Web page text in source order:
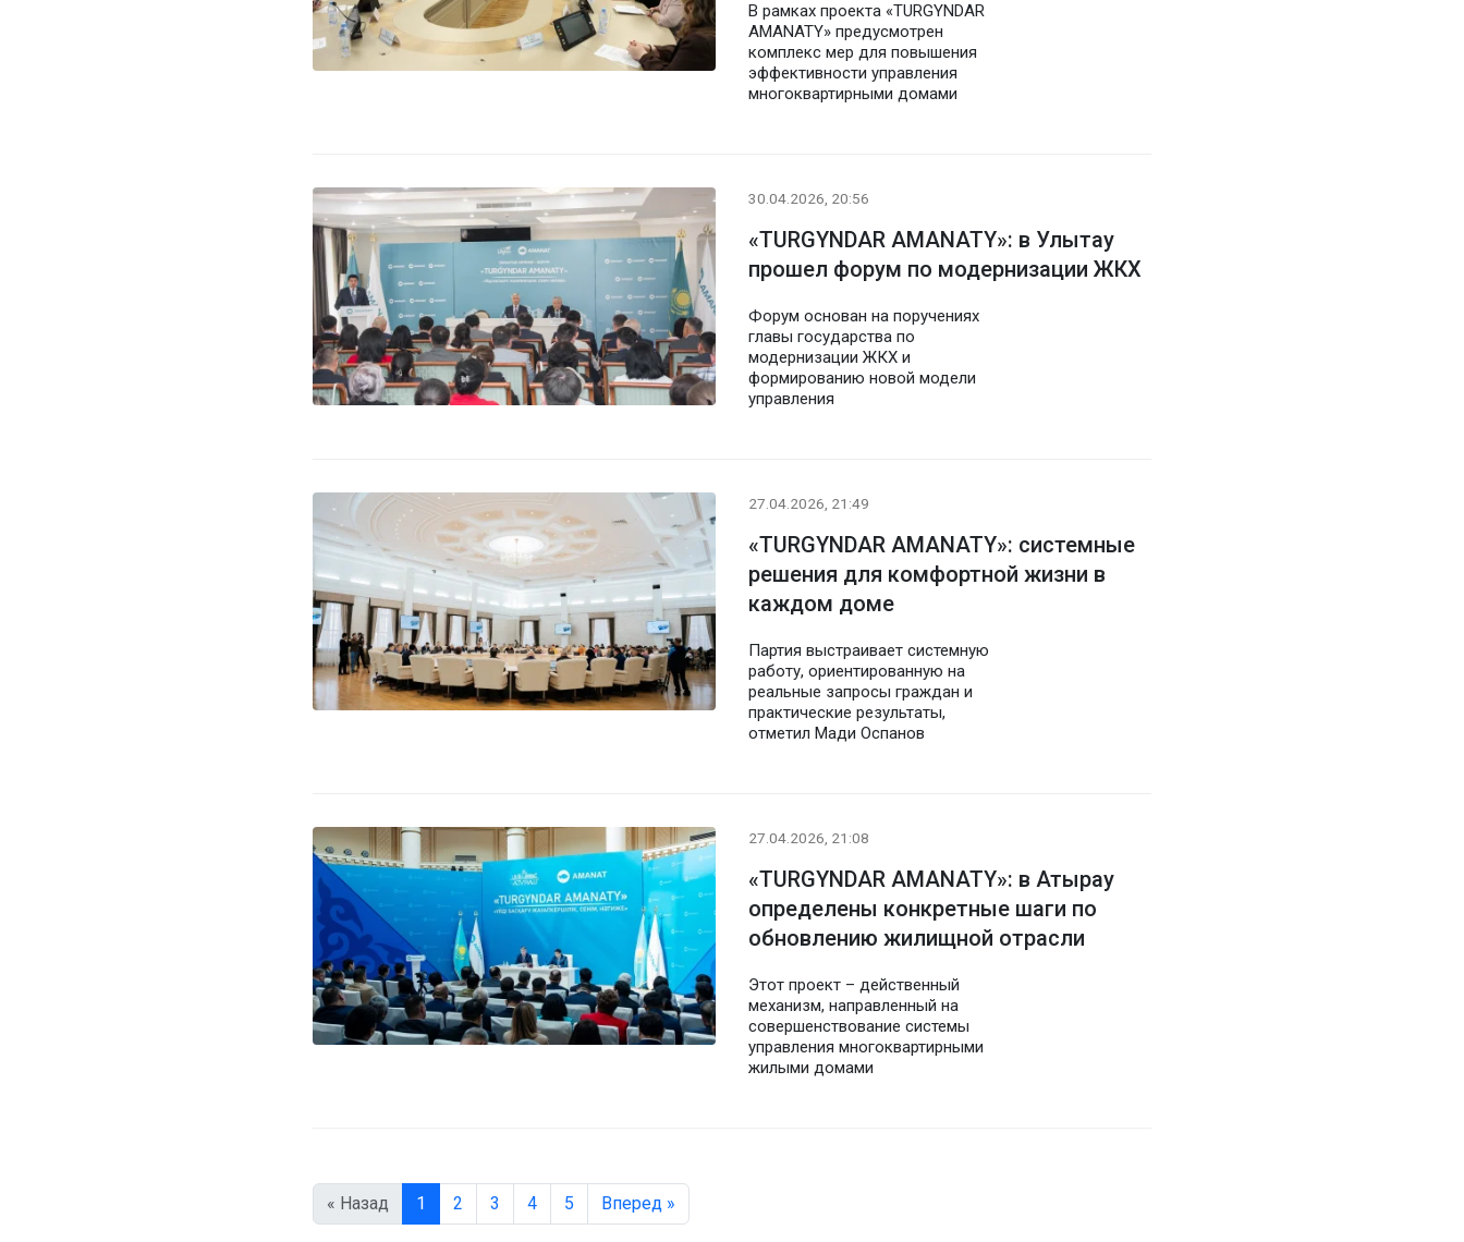
В рамках проекта «TURGYNDAR
AMANATY» предусмотрен
комплекс мер для повышения
эффективности управления
многоквартирными домами
30.04.2026, 20:56
«TURGYNDAR AMANATY»: в Улытау
прошел форум по модернизации ЖКХ
Форум основан на поручениях
главы государства по
модернизации ЖКХ и
формированию новой модели
управления
27.04.2026, 21:49
«TURGYNDAR AMANATY»: системные
решения для комфортной жизни в
каждом доме
Партия выстраивает системную
работу, ориентированную на
реальные запросы граждан и
практические результаты,
отметил Мади Оспанов
27.04.2026, 21:08
«TURGYNDAR AMANATY»: в Атырау
определены конкретные шаги по
обновлению жилищной отрасли
Этот проект – действенный
механизм, направленный на
совершенствование системы
управления многоквартирными
жилыми домами
« Назад 1 2 3 4 5 Вперед »